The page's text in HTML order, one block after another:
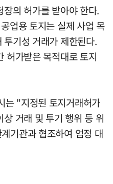
의 허가를 받아야 한다.
업용 토지는 실제 사업 목
기성 거래가 제한된다.
허가받은 목적대로 토지
는 "지정된 토지거래허가
거래 및 투기 행위 등 위
기관과 협조하여 엄정 대